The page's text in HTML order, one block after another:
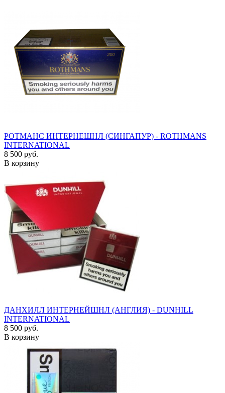
РОТМАНС ИНТЕРНЕШНЛ (СИНГАПУР) - ROTHMANS
INTERNATIONAL
8 500 руб.
В корзину
ДАНХИЛЛ ИНТЕРНЕЙШНЛ (АНГЛИЯ) - DUNHILL
INTERNATIONAL
8 500 руб.
В корзину